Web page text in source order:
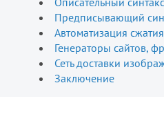
Предписывающий
Автоматизация
Генераторы сайтов,
Сеть доставки
Заключение